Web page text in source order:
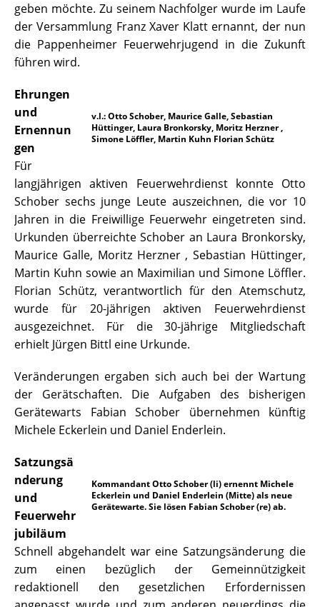
geben möchte. Zu seinem Nachfolger wurde im Laufe
der Versammlung Franz Xaver Klatt ernannt, der nun
die Pappenheimer Feuerwehrjugend in die Zukunft
führen wird.
v.l.: Otto Schober, Maurice Galle, Sebastian
Hüttinger, Laura Bronkorsky, Moritz Herzner ,
Simone Löffler, Martin Kuhn Florian Schütz
Ehrungen
und
Ernennun
gen
Für
langjährigen aktiven Feuerwehrdienst konnte Otto
Schober sechs junge Leute auszeichnen, die vor 10
Jahren in die Freiwillige Feuerwehr eingetreten sind.
Urkunden überreichte Schober an Laura Bronkorsky,
Maurice Galle, Moritz Herzner , Sebastian Hüttinger,
Martin Kuhn sowie an Maximilian und Simone Löffler.
Florian Schütz, verantwortlich für den Atemschutz,
wurde für 20-jährigen aktiven Feuerwehrdienst
ausgezeichnet. Für die 30-jährige Mitgliedschaft
erhielt Jürgen Bittl eine Urkunde.
Veränderungen ergaben sich auch bei der Wartung
der Gerätschaften. Die Aufgaben des bisherigen
Gerätewarts Fabian Schober übernehmen künftig
Michele Eckerlein und Daniel Enderlein.
Kommandant Otto Schober (li) ernennt Michele
Eckerlein und Daniel Enderlein (Mitte) als neue
Gerätewarte. Sie lösen Fabian Schober (re) ab.
Satzungsä
nderung
und
Feuerwehr
jubiläum
Schnell abgehandelt war eine Satzungsänderung die
zum einen bezüglich der Gemeinnützigkeit
redaktionell den gesetzlichen Erfordernissen